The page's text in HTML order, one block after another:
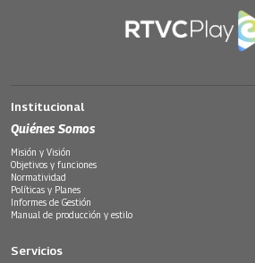
Institucional
Quiénes Somos
Misión y Visión
Objetivos y funciones
Normatividad
Políticas y Planes
Informes de Gestión
Manual de producción y estilo
Servicios